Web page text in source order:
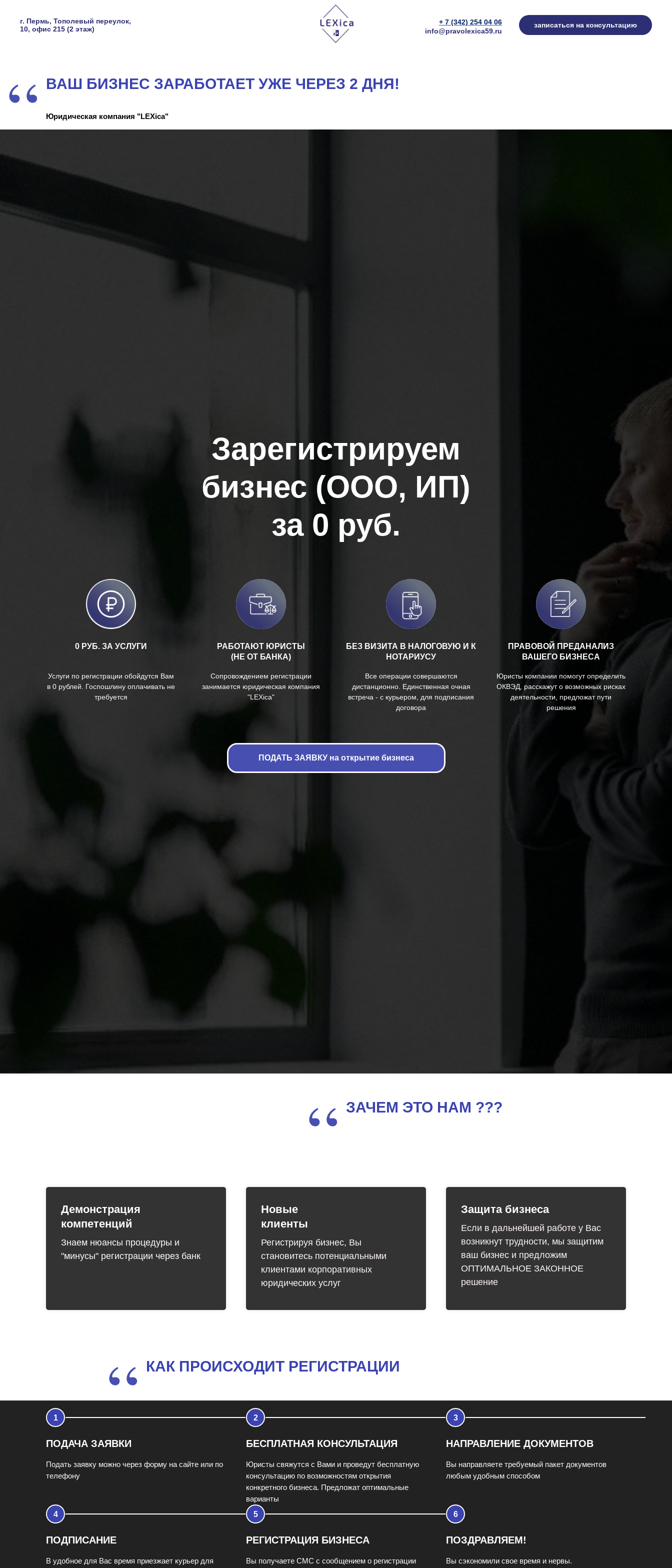
г. Пермь, Тополевый переулок,
10, офис 215 (2 этаж)
+ 7 (342) 254 04 06
info@pravolexica59.ru
записаться на консультацию
“ ВАШ БИЗНЕС ЗАРАБОТАЕТ УЖЕ ЧЕРЕЗ 2 ДНЯ!
Юридическая компания "LEXica"
Зарегистрируем
бизнес (ООО, ИП)
за 0 руб.
0 РУБ. ЗА УСЛУГИ
Услуги по регистрации обойдутся Вам
в 0 рублей. Госпошлину оплачивать не
требуется
РАБОТАЮТ ЮРИСТЫ
(НЕ ОТ БАНКА)
Сопровождением регистрации
занимается юридическая компания
"LEXica"
БЕЗ ВИЗИТА В НАЛОГОВУЮ И К
НОТАРИУСУ
Все операции совершаются
дистанционно. Единственная очная
встреча - с курьером, для подписания
договора
ПРАВОВОЙ ПРЕДАНАЛИЗ
ВАШЕГО БИЗНЕСА
Юристы компании помогут определить
ОКВЭД, расскажут о возможных рисках
деятельности, предложат пути
решения
ПОДАТЬ ЗАЯВКУ на открытие бизнеса
“ ЗАЧЕМ ЭТО НАМ ???
Демонстрация
компетенций
Знаем нюансы процедуры и
"минусы" регистрации через банк
Новые
клиенты
Регистрируя бизнес, Вы
становитесь потенциальными
клиентами корпоративных
юридических услуг
Защита бизнеса
Если в дальнейшей работе у Вас
возникнут трудности, мы защитим
ваш бизнес и предложим
ОПТИМАЛЬНОЕ ЗАКОННОЕ
решение
“ КАК ПРОИСХОДИТ РЕГИСТРАЦИИ
ПОДАЧА ЗАЯВКИ
Подать заявку можно через форму на сайте или по
телефону
БЕСПЛАТНАЯ КОНСУЛЬТАЦИЯ
Юристы свяжутся с Вами и проведут бесплатную
консультацию по возможностям открытия
конкретного бизнеса. Предложат оптимальные
варианты
НАПРАВЛЕНИЕ ДОКУМЕНТОВ
Вы направляете требуемый пакет документов
любым удобным способом
ПОДПИСАНИЕ
В удобное для Вас время приезжает курьер для
РЕГИСТРАЦИЯ БИЗНЕСА
Вы получаете СМС с сообщением о регистрации
ПОЗДРАВЛЯЕМ!
Вы сэкономили свое время и нервы.